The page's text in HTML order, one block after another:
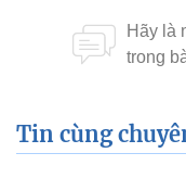
Tin cùng